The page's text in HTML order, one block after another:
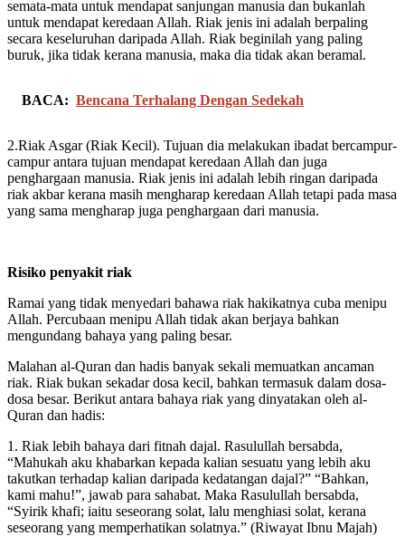
semata-mata untuk mendapat sanjungan manusia dan bukanlah
untuk mendapat keredaan Allah. Riak jenis ini adalah berpaling
secara keseluruhan daripada Allah. Riak beginilah yang paling
buruk, jika tidak kerana manusia, maka dia tidak akan beramal.
BACA: Bencana Terhalang Dengan Sedekah
2.Riak Asgar (Riak Kecil). Tujuan dia melakukan ibadat bercampur-
campur antara tujuan mendapat keredaan Allah dan juga
penghargaan manusia. Riak jenis ini adalah lebih ringan daripada
riak akbar kerana masih mengharap keredaan Allah tetapi pada masa
yang sama mengharap juga penghargaan dari manusia.
Risiko penyakit riak
Ramai yang tidak menyedari bahawa riak hakikatnya cuba menipu
Allah. Percubaan menipu Allah tidak akan berjaya bahkan
mengundang bahaya yang paling besar.
Malahan al-Quran dan hadis banyak sekali memuatkan ancaman
riak. Riak bukan sekadar dosa kecil, bahkan termasuk dalam dosa-
dosa besar. Berikut antara bahaya riak yang dinyatakan oleh al-
Quran dan hadis:
1. Riak lebih bahaya dari fitnah dajal. Rasulullah bersabda,
“Mahukah aku khabarkan kepada kalian sesuatu yang lebih aku
takutkan terhadap kalian daripada kedatangan dajal?” “Bahkan,
kami mahu!”, jawab para sahabat. Maka Rasulullah bersabda,
“Syirik khafi; iaitu seseorang solat, lalu menghiasi solat, kerana
seseorang yang memperhatikan solatnya.” (Riwayat Ibnu Majah)